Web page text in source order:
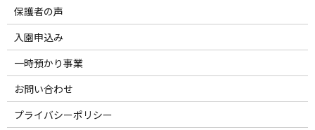
保護者の声
入園申込み
一時預かり事業
お問い合わせ
プライバシーポリシー